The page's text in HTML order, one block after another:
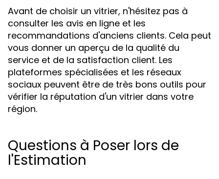
Avant de choisir un vitrier, n'hésitez pas à
consulter les avis en ligne et les
recommandations d'anciens clients. Cela peut
vous donner un aperçu de la qualité du
service et de la satisfaction client. Les
plateformes spécialisées et les réseaux
sociaux peuvent être de très bons outils pour
vérifier la réputation d'un vitrier dans votre
région.
Questions à Poser lors de
l'Estimation